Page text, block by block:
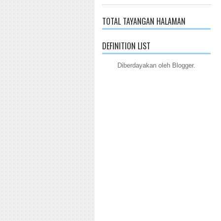
TOTAL TAYANGAN HALAMAN
DEFINITION LIST
Diberdayakan oleh Blogger.